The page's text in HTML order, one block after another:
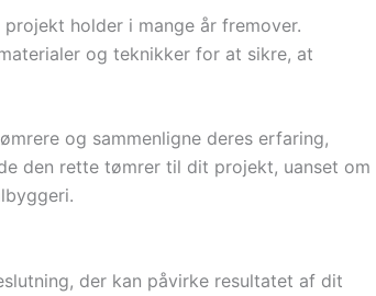
holder i mange år fremover.
og teknikker for at sikre, at
og sammenligne deres erfaring,
den rette tømrer til dit projekt, uanset om
der kan påvirke resultatet af dit